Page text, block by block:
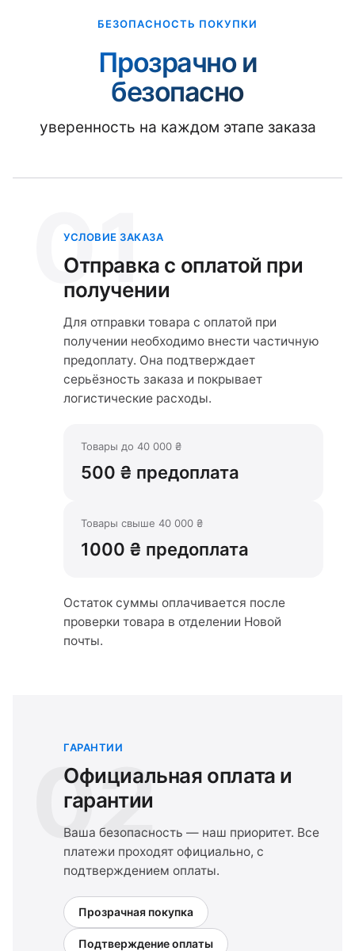
БЕЗОПАСНОСТЬ ПОКУПКИ
Прозрачно и
безопасно
уверенность на каждом этапе заказа
01
УСЛОВИЕ ЗАКАЗА
Отправка с оплатой при
получении
Для отправки товара с оплатой при
получении необходимо внести частичную
предоплату. Она подтверждает
серьёзность заказа и покрывает
логистические расходы.
Товары до 40 000 ₴
500 ₴ предоплата
Товары свыше 40 000 ₴
1000 ₴ предоплата
Остаток суммы оплачивается после
проверки товара в отделении Новой
почты.
02
ГАРАНТИИ
Официальная оплата и
гарантии
Ваша безопасность — наш приоритет. Все
платежи проходят официально, с
подтверждением оплаты.
Прозрачная покупка
Подтверждение оплаты